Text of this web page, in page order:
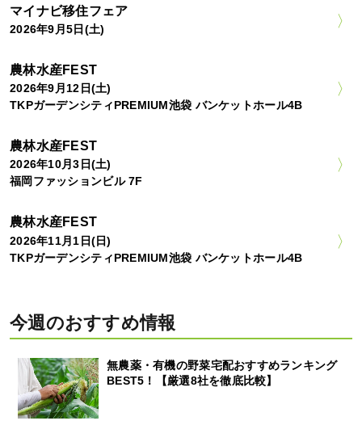
マイナビ移住フェア
2026年9月5日(土)
農林水産FEST
2026年9月12日(土)
TKPガーデンシティPREMIUM池袋 バンケットホール4B
農林水産FEST
2026年10月3日(土)
福岡ファッションビル 7F
農林水産FEST
2026年11月1日(日)
TKPガーデンシティPREMIUM池袋 バンケットホール4B
今週のおすすめ情報
無農薬・有機の野菜宅配おすすめランキング
BEST5！【厳選8社を徹底比較】